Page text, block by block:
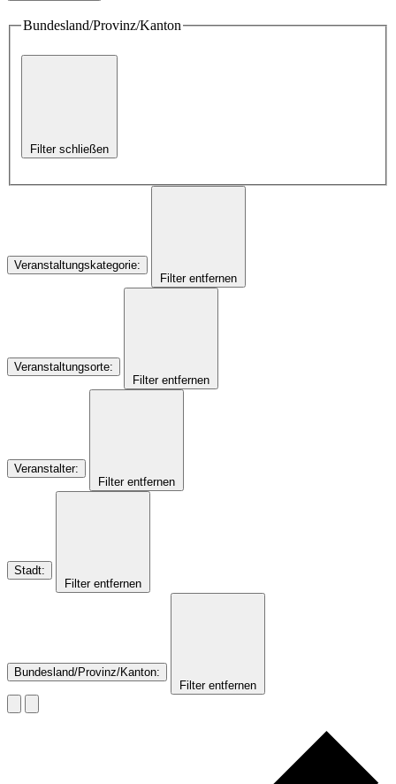
Bundesland/Provinz/Kanton
Filter schließen
Veranstaltungskategorie:
Filter entfernen
Veranstaltungsorte:
Filter entfernen
Veranstalter:
Filter entfernen
Stadt:
Filter entfernen
Bundesland/Provinz/Kanton:
Filter entfernen